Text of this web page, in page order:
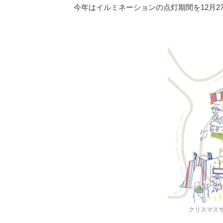
今年はイルミネーションの点灯期間を12月
クリスマス